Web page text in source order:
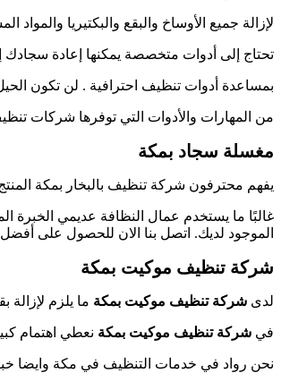
لإزالة جميع الأوساخ والبقع والبكتيريا
تحتاج إلى أدوات متخصصة يمكنها إعادة سجادك
بمساعدة أدوات تنظيف احترافية . لن تكون
من المهارات والأدوات التي توفرها شركات
مغسلة سجاد بمكة
يفهم محترفون شركة تنظيف بالبخار بمكة
غالبًا ما يستخدم عمال النظافة عديمي الخبرة
الموجود لديك. اتصل بنا الان للحصول على
شركة تنظيف موكيت بمكة
لدى شركة تنظيف موكيت بمكة ما يلزم
في شركة تنظيف موكيت بمكة نعطي اهتمام
نحن رواد في خدمات التنظيف في مكة وايضا